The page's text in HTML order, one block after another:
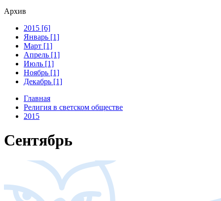
Архив
2015 [6]
Январь [1]
Март [1]
Апрель [1]
Июль [1]
Ноябрь [1]
Декабрь [1]
Главная
Религия в светском обществе
2015
Сентябрь